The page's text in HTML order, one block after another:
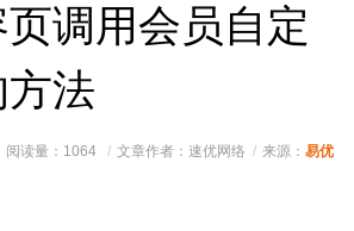
调用会员自定
方法
阅读量： 1064 文章作者：速优网络 来源： 易优